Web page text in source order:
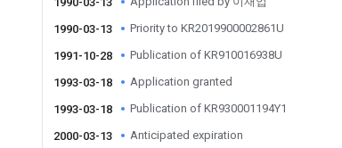
1990-03-13 Priority to KR2019900002861U
1991-10-28 Publication of KR910016938U
1993-03-18 Application granted
1993-03-18 Publication of KR930001194Y1
2000-03-13 Anticipated expiration